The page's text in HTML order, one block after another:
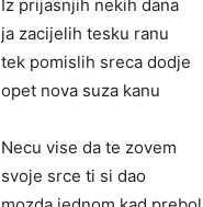
Iz prijasnjih nekih dana
ja zacijelih tesku ranu
tek pomislih sreca dodje
opet nova suza kanu
Necu vise da te zovem
svoje srce ti si dao